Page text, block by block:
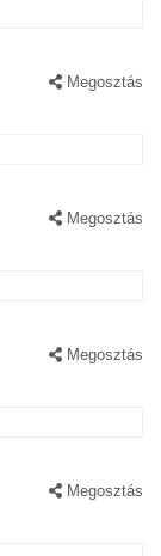
Megosztás
Megosztás
Megosztás
Megosztás